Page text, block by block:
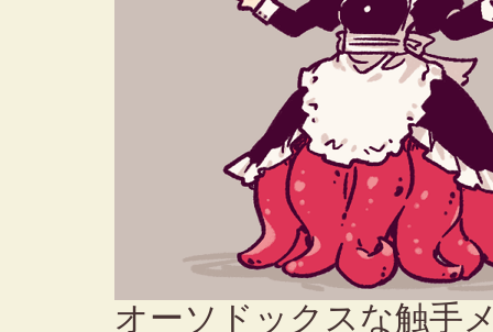
オーソドックスな触手